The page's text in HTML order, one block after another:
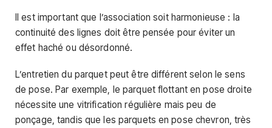
Il est important que l’association soit harmonieuse : la
continuité des lignes doit être pensée pour éviter un
effet haché ou désordonné.
L’entretien du parquet peut être différent selon le sens
de pose. Par exemple, le parquet flottant en pose droite
nécessite une vitrification régulière mais peu de
ponçage, tandis que les parquets en pose chevron, très